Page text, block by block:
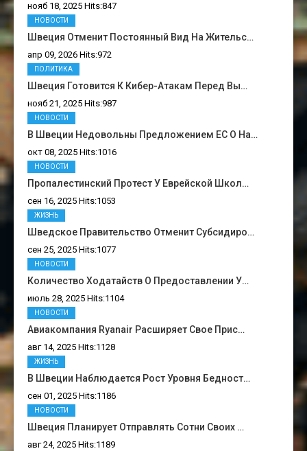
нояб 18, 2025 Hits:847
Швеция Отменит Постоянный Вид На Жительс…
апр 09, 2026 Hits:972
НОВОСТИ
Швеция Готовится К Кибер-Атакам Перед Вы…
нояб 21, 2025 Hits:987
ПОЛИТИКА
В Швеции Недовольны Предложением ЕС О На…
окт 08, 2025 Hits:1016
НОВОСТИ
Пропалестинский Протест У Еврейской Школ…
сен 16, 2025 Hits:1053
НОВОСТИ
Шведское Правительство Отменит Субсидиро…
сен 25, 2025 Hits:1077
ЖИЗНЬ
Количество Ходатайств О Предоставлении У…
июль 28, 2025 Hits:1104
НОВОСТИ
Авиакомпания Ryanair Расширяет Свое Прис…
авг 14, 2025 Hits:1128
НОВОСТИ
В Швеции Наблюдается Рост Уровня Бедност…
сен 01, 2025 Hits:1186
ЖИЗНЬ
Швеция Планирует Отправлять Сотни Своих …
авг 24, 2025 Hits:1189
НОВОСТИ